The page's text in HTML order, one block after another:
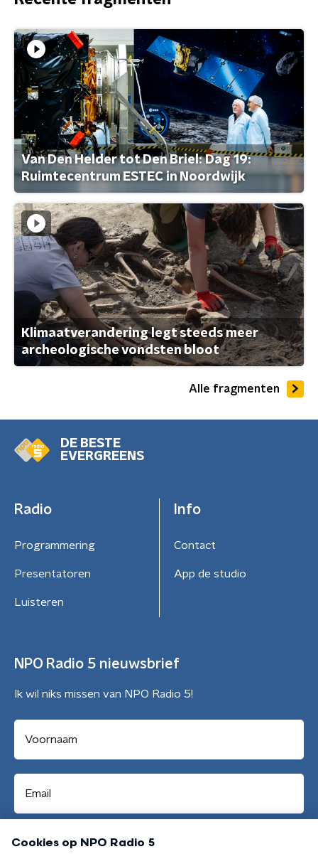
Van Den Helder tot Den Briel: Dag 19:
Ruimtecentrum ESTEC in Noordwijk
Klimaatverandering legt steeds meer
archeologische vondsten bloot
Alle fragmenten
DE BESTE
EVERGREENS
Radio
Programmering
Presentatoren
Luisteren
Info
Contact
App de studio
NPO Radio 5 nieuwsbrief
Ik wil niks missen van NPO Radio 5!
Aanmelden